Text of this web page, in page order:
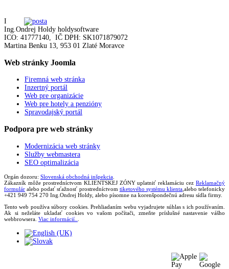
I
Ing.Ondrej Holdy holdysoftware
ICO: 41777140, IČ DPH: SK1071879072
Martina Benku 13, 953 01 Zlaté Moravce
Web stránky Joomla
Firemná web stránka
Inzertný portál
Web pre organizácie
Web pre hotely a penzióny
Spravodajský portál
Podpora pre web stránky
Modernizácia web stránky
Služby webmastera
SEO optimalizácia
Orgán dozoru: Slovenská obchodná inšpekcia
Zákazník môže prostredníctvom KLIENTSKEJ ZÓNY uplatniť reklamáciu cez Reklamačný
formulár alebo podať sťažnosť prostredníctvom tiketového systému klienta,alebo telefonicky
+421 949 754 270 Ing.Ondrej Holdy, alebo písomne na korenšpondečnú adresu sídla firmy.
Tento web používa súbory cookies. Prehliadaním webu vyjadrujete súhlas s ich používaním.
Ak si neželáte ukladať cookies vo vašom počítači, zmeňte príslušné nastavenie vášho
webbrowsera. Viac informácií..